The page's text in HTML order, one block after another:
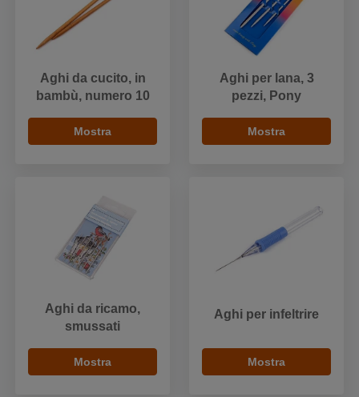
Aghi da cucito, in
bambù, numero 10
Mostra
Aghi per lana, 3
pezzi, Pony
Mostra
Aghi da ricamo,
smussati
Mostra
Aghi per infeltrire
Mostra